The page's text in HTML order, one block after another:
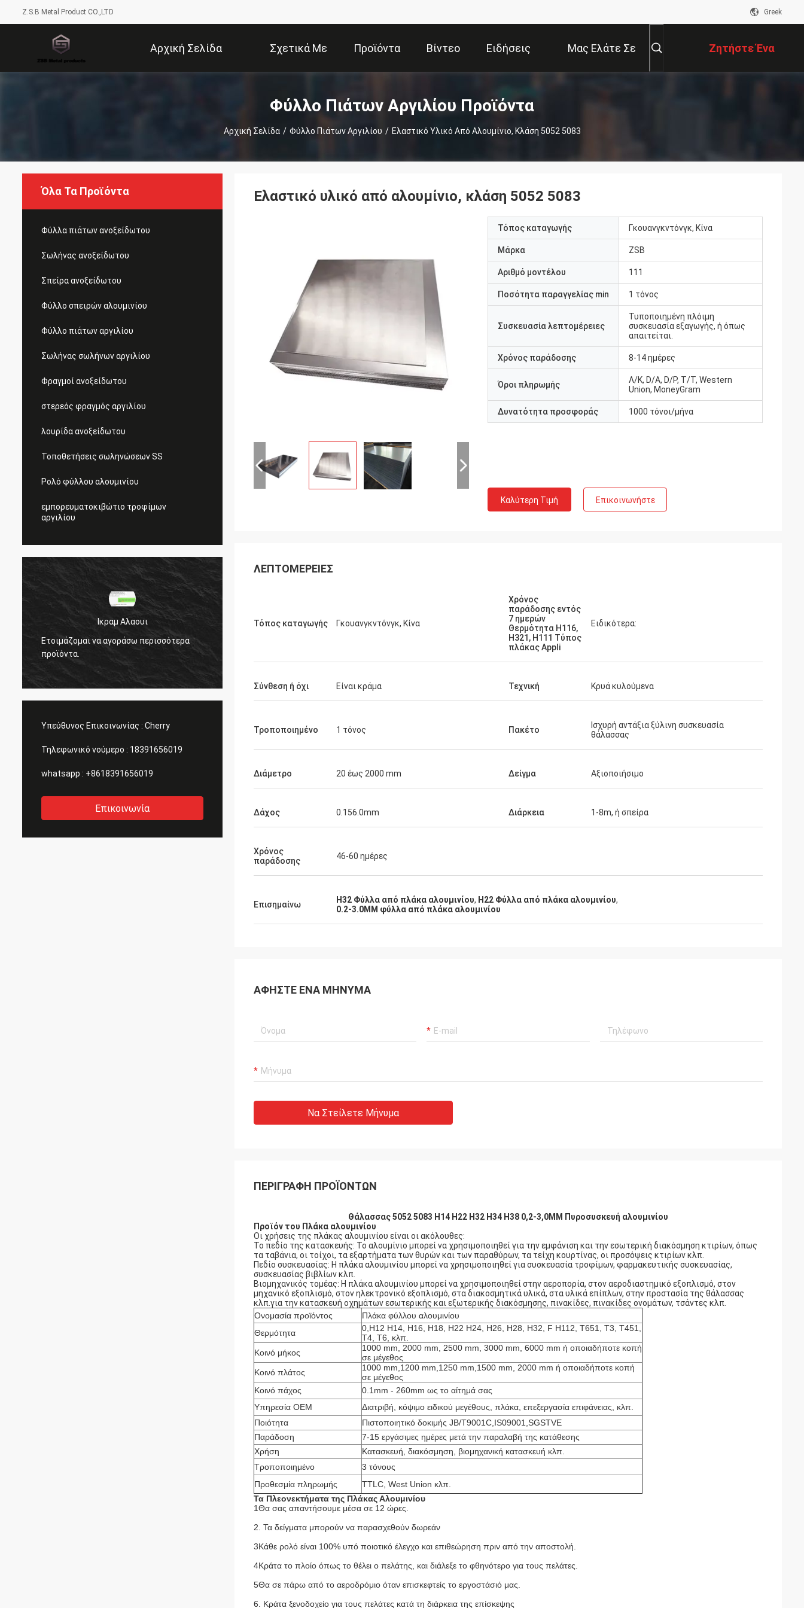
Z.S.B Metal Product CO.,LTD Greek
Αρχική Σελίδα Σχετικά Με
Εμάς
Προϊόντα Βίντεο Ειδήσεις Μας Ελάτε Σε Ζητήστε Ένα
Απόσπασμα
Φύλλο Πιάτων Αργιλίου Προϊόντα
Αρχική Σελίδα / Φύλλο Πιάτων Αργιλίου / Ελαστικό Υλικό Από Αλουμίνιο, Κλάση 5052 5083
Όλα Τα Προϊόντα
Φύλλα πιάτων ανοξείδωτου
Σωλήνας ανοξείδωτου
Σπείρα ανοξείδωτου
Φύλλο σπειρών αλουμινίου
Φύλλο πιάτων αργιλίου
Σωλήνας σωλήνων αργιλίου
Φραγμοί ανοξείδωτου
στερεός φραγμός αργιλίου
λουρίδα ανοξείδωτου
Τοποθετήσεις σωληνώσεων SS
Ρολό φύλλου αλουμινίου
εμπορευματοκιβώτιο τροφίμων
αργιλίου
Ικραμ Αλαουι
Ετοιμάζομαι να αγοράσω περισσότερα
προϊόντα.
Ικραμ Αλαουι
Υπεύθυνος Επικοινωνίας : Cherry
Τηλεφωνικό νούμερο : 18391656019
whatsapp : +8618391656019
Επικοινωνία
Ελαστικό υλικό από αλουμίνιο, κλάση 5052 5083
Τόπος καταγωγής Γκουανγκντόνγκ, Κίνα
Μάρκα ZSB
Αριθμό μοντέλου 111
Ποσότητα παραγγελίας min 1 τόνος
Συσκευασία λεπτομέρειες
Τυποποιημένη πλόιμη
συσκευασία εξαγωγής, ή όπως
απαιτείται.
Χρόνος παράδοσης 8-14 ημέρες
Όροι πληρωμής
Λ/Κ, D/A, D/P, T/T, Western
Union, MoneyGram
Δυνατότητα προσφοράς 1000 τόνοι/μήνα
Καλύτερη Τιμή Επικοινωνήστε
ΛΕΠΤΟΜΈΡΕΙΕΣ
Τόπος καταγωγής Γκουανγκντόνγκ, Κίνα
Χρόνος
παράδοσης εντός
7 ημερών
Θερμότητα H116,
H321, H111 Τύπος
πλάκας Appli
Ειδικότερα:
Σύνθεση ή όχι Είναι κράμα Τεχνική Κρυά κυλούμενα
Τροποποιημένο 1 τόνος Πακέτο
Ισχυρή αντάξια ξύλινη συσκευασία
θάλασσας
Διάμετρο 20 έως 2000 mm Δείγμα Αξιοποιήσιμο
Δάχος 0.156.0mm Διάρκεια 1-8m, ή σπείρα
Χρόνος
παράδοσης
46-60 ημέρες
Επισημαίνω H32 Φύλλα από πλάκα αλουμινίου, H22 Φύλλα από πλάκα αλουμινίου,
0.2-3.0MM φύλλα από πλάκα αλουμινίου
ΑΦΉΣΤΕ ΈΝΑ ΜΉΝΥΜΑ
Να Στείλετε Μήνυμα
ΠΕΡΙΓΡΑΦΉ ΠΡΟΪΌΝΤΩΝ
Θάλασσας 5052 5083 H14 H22 H32 H34 H38 0,2-3,0MM Πυροσυσκευή αλουμινίου
Προϊόν του Πλάκα αλουμινίου
Οι χρήσεις της πλάκας αλουμινίου είναι οι ακόλουθες:
Το πεδίο της κατασκευής: Το αλουμίνιο μπορεί να χρησιμοποιηθεί για την εμφάνιση και την εσωτερική διακόσμηση κτιρίων, όπως
τα ταβάνια, οι τοίχοι, τα εξαρτήματα των θυρών και των παραθύρων, τα τείχη κουρτίνας, οι προσόψεις κτιρίων κλπ.
Πεδίο συσκευασίας: Η πλάκα αλουμινίου μπορεί να χρησιμοποιηθεί για συσκευασία τροφίμων, φαρμακευτικής συσκευασίας,
συσκευασίας βιβλίων κλπ.
Βιομηχανικός τομέας: Η πλάκα αλουμινίου μπορεί να χρησιμοποιηθεί στην αεροπορία, στον αεροδιαστημικό εξοπλισμό, στον
μηχανικό εξοπλισμό, στον ηλεκτρονικό εξοπλισμό, στα διακοσμητικά υλικά, στα υλικά επίπλων, στην προστασία της θάλασσας
κλπ.για την κατασκευή οχημάτων εσωτερικής και εξωτερικής διακόσμησης, πινακίδες, πινακίδες ονομάτων, τσάντες κλπ.
Ονομασία προϊόντος
Πλάκα φύλλου αλουμινίου
Θερμότητα
0,H12 H14, H16, H18, H22 H24, H26, H28, H32, F H112, T651, T3, T451,
T4, T6, κλπ.
Κοινό μήκος
1000 mm, 2000 mm, 2500 mm, 3000 mm, 6000 mm ή οποιαδήποτε κοπή
σε μέγεθος
Κοινό πλάτος
1000 mm,1200 mm,1250 mm,1500 mm, 2000 mm ή οποιαδήποτε κοπή
σε μέγεθος
Κοινό πάχος
0.1mm - 260mm ως το αίτημά σας
Υπηρεσία OEM
Διατριβή, κόψιμο ειδικού μεγέθους, πλάκα, επεξεργασία επιφάνειας, κλπ.
Ποιότητα
Πιστοποιητικό δοκιμής JB/T9001C,IS09001,SGSTVE
Παράδοση
7-15 εργάσιμες ημέρες μετά την παραλαβή της κατάθεσης
Χρήση
Κατασκευή, διακόσμηση, βιομηχανική κατασκευή κλπ.
Τροποποιημένο
3 τόνους
Προθεσμία πληρωμής
TTLC, West Union κλπ.
Τα Πλεονεκτήματα της Πλάκας Αλουμινίου
1Θα σας απαντήσουμε μέσα σε 12 ώρες.
2. Τα δείγματα μπορούν να παρασχεθούν δωρεάν
3Κάθε ρολό είναι 100% υπό ποιοτικό έλεγχο και επιθεώρηση πριν από την αποστολή.
4Κράτα το πλοίο όπως το θέλει ο πελάτης, και διάλεξε το φθηνότερο για τους πελάτες.
5Θα σε πάρω από το αεροδρόμιο όταν επισκεφτείς το εργοστάσιό μας.
6. Κράτα ξενοδοχείο για τους πελάτες κατά τη διάρκεια της επίσκεψης